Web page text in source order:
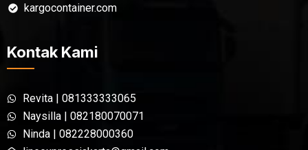
kargocontainer.com
Kontak Kami
Revita | 081333333065
Naysilla | 082180070071
Ninda | 082228000360